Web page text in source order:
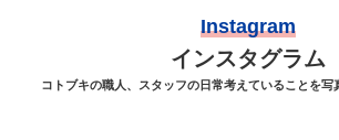
Instagram
インスタグラム
コトブキの職人、スタッフの日常考えていることを写